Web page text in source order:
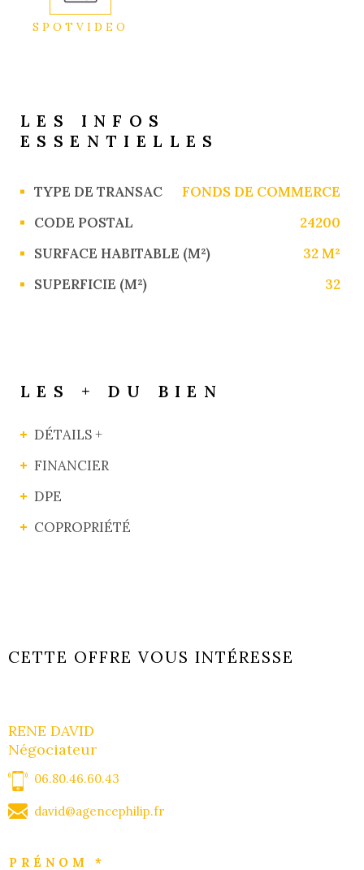
SPOTVIDEO
LES INFOS
ESSENTIELLES
Caractérisque Valeurs
TYPE DE TRANSAC
FONDS DE COMMERCE
CODE POSTAL
24200
SURFACE HABITABLE (M²)
32 M²
SUPERFICIE (M²)
32
LES + DU BIEN
DÉTAILS +
FINANCIER
DPE
COPROPRIÉTÉ
CETTE OFFRE VOUS INTÉRESSE
RENE DAVID
Négociateur
06.80.46.60.43
david@agencephilip.fr
PRÉNOM *